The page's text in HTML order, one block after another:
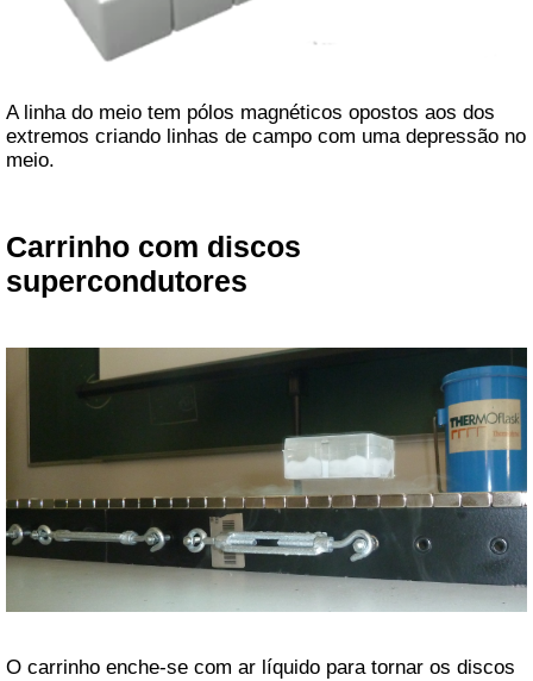
A linha do meio tem pólos magnéticos opostos aos dos
extremos criando linhas de campo com uma depressão no
meio.
Carrinho com discos
supercondutores
O carrinho enche-se com ar líquido para tornar os discos